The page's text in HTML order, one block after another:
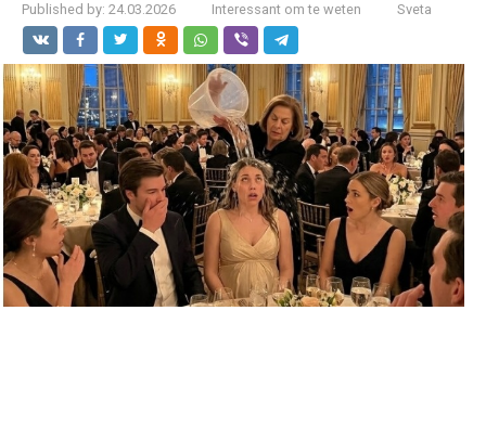
Published by: 24.03.2026 Interessant om te weten Sveta